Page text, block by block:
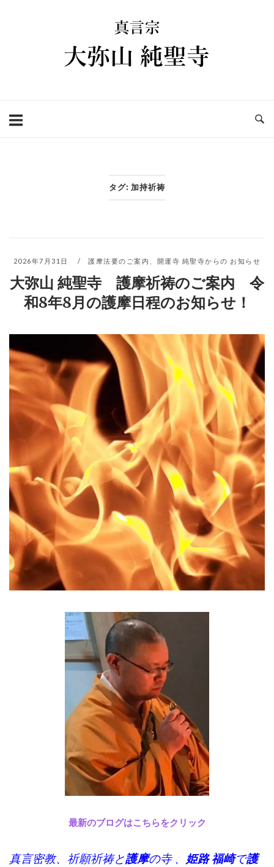
タグ: 加持祈祷
2026年7月31日 護摩法要のご案内 開運寺 純聖寺からの お知らせ
大弥山 純聖寺 護摩祈祷のご案内 令
和8年8月の護摩日程のお知らせ！
最新のブログはこちらをクリック
真言密教、祈願祈祷と護摩の寺 、 姫路 福崎で護